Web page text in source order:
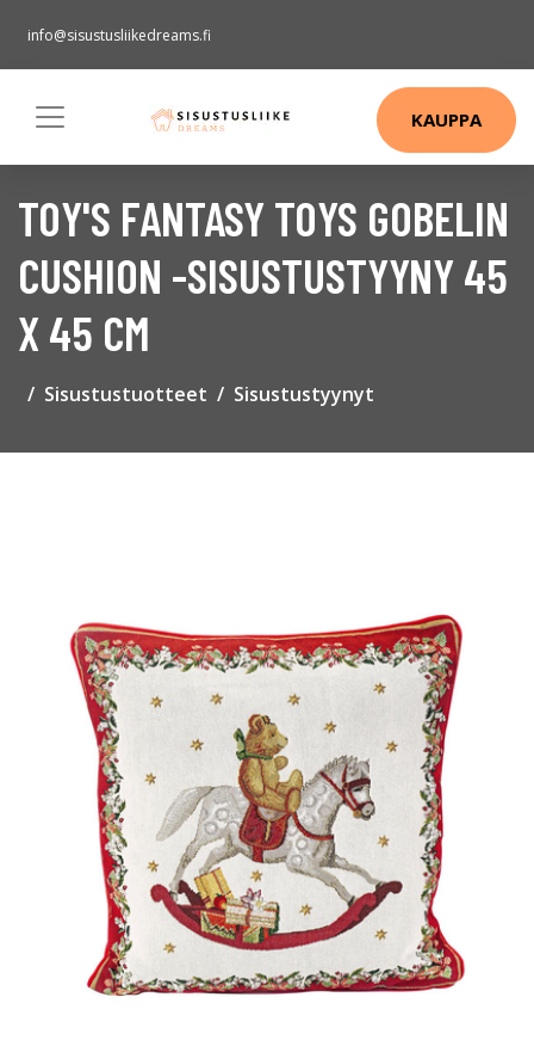
info@sisustusliikedreams.fi
KAUPPA
TOY'S FANTASY TOYS GOBELIN
CUSHION -SISUSTUSTYYNY 45
X 45 CM
Sisustustuotteet Sisustustyynyt